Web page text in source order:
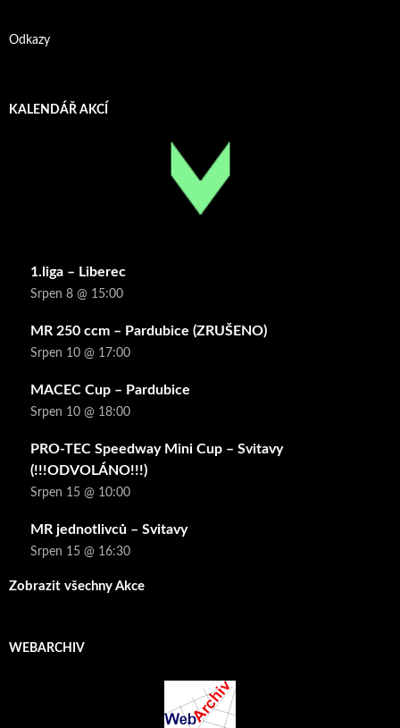
Odkazy
KALENDÁŘ AKCÍ
1.liga – Liberec
Srpen 8 @ 15:00
MR 250 ccm – Pardubice (ZRUŠENO)
Srpen 10 @ 17:00
MACEC Cup – Pardubice
Srpen 10 @ 18:00
PRO-TEC Speedway Mini Cup – Svitavy
(!!!ODVOLÁNO!!!)
Srpen 15 @ 10:00
MR jednotlivců – Svitavy
Srpen 15 @ 16:30
Zobrazit všechny Akce
WEBARCHIV